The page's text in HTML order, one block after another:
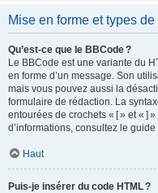
Mise en forme et types
Qu’est-ce que le BBCode ?
Le BBCode est une variante du
en forme d’un message. Son
mais vous pouvez aussi la
formulaire de rédaction. La
entourées de crochets « [ » et « ]
d’informations, consultez le
Haut
Puis-je insérer du code HTML ?